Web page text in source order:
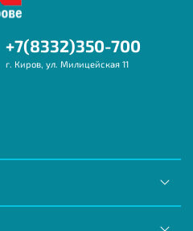
+7(8332)350-700
г. Киров, ул. Милицейская 11